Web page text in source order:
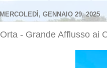
MERCOLEDÌ, GENNAIO 29, 2025
Orta - Grande Afflusso ai